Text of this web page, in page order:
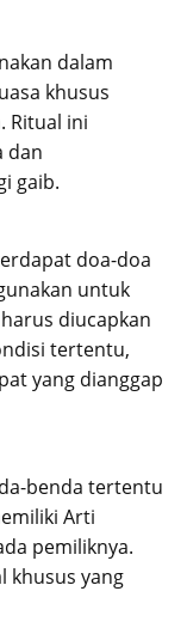
dalam
khusus
Ritual ini
dan
gaib.
doa-doa
untuk
diucapkan
tertentu,
yang dianggap
benda tertentu
Arti
pemiliknya.
khusus yang